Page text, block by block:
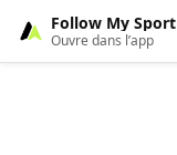
Follow My Sport
Ouvre dans l’app